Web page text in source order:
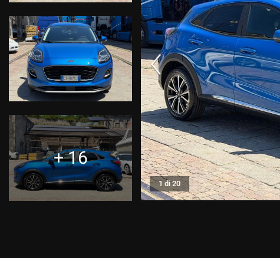
CONTATTI
CONTATTI
AREA COMMERCIANTI
+ 16
1 di 20